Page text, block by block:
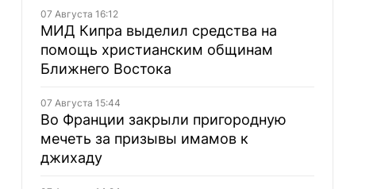
07 Августа 16:12
МИД Кипра выделил средства на
помощь христианским общинам
Ближнего Востока
07 Августа 15:44
Во Франции закрыли пригородную
мечеть за призывы имамов к
джихаду